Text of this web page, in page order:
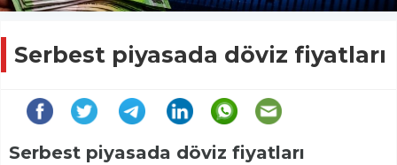
Serbest piyasada döviz fiyatları
Serbest piyasada döviz fiyatları